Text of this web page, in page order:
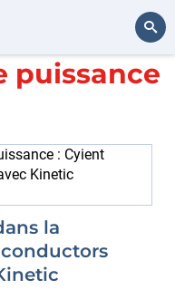
Rechercher
puissance
la